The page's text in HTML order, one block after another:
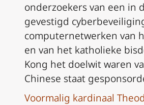
onderzoekers van een in
gevestigd
computernetwerken van
en van het katholieke
Kong het doelwit waren
Chinese staat
Voormalig kardinaal